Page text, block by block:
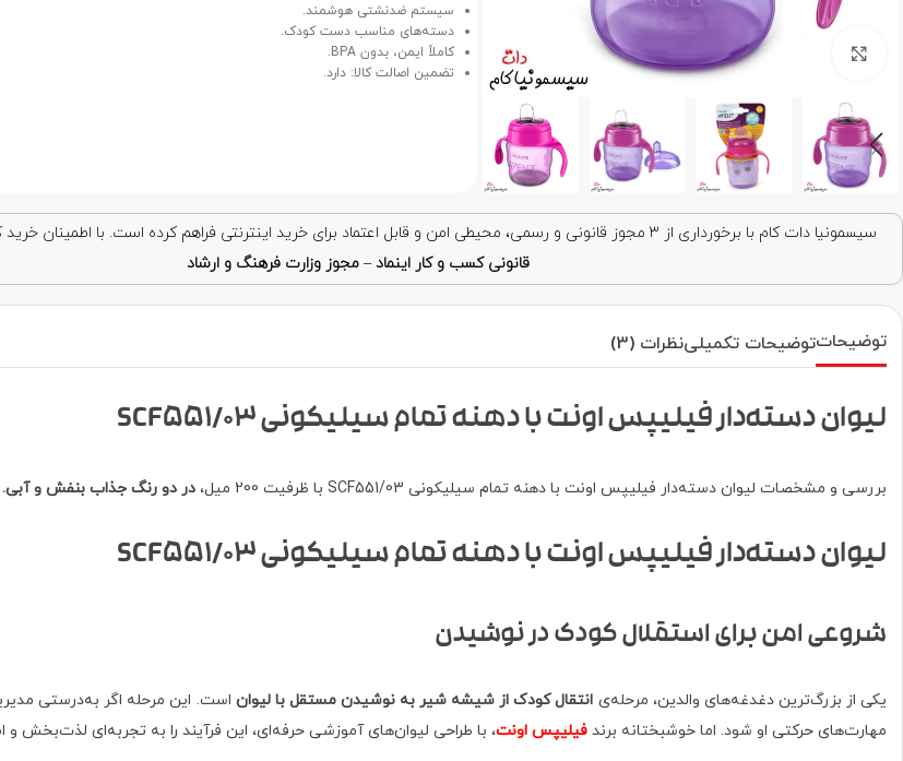
برای بزرگنمایی کلیک کنید
سیستم ضدنشتی هوشمند.
دسته‌های مناسب دست کودک.
کاملاً ایمن، بدون BPA.
تضمین اصالت کالا: دارد.
سیسمونیا دات کام با برخورداری از ۳ مجوز قانونی و رسمی، محیطی امن و قابل اعتماد برای خرید اینترنتی فراهم کرده است. با اطمینان خرید کنید!
قانونی کسب و کار اینماد– مجوز وزارت فرهنگ و ارشاد
توضیحاتتوضیحات تکمیلینظرات (3)
لیوان دسته‌دار فیلیپس اونت با دهنه تمام سیلیکونی SCF551/03
بررسی و مشخصات لیوان دسته‌دار فیلیپس اونت با دهنه تمام سیلیکونی SCF551/03 با ظرفیت 200 میل، در دو رنگ جذاب بنفش و آبی.
لیوان دسته‌دار فیلیپس اونت با دهنه تمام سیلیکونی SCF551/03
شروعی امن برای استقلال کودک در نوشیدن
یکی از بزرگ‌ترین دغدغه‌های والدین، مرحله‌ی انتقال کودک از شیشه شیر به نوشیدن مستقل با لیوان است. این مرحله اگر به‌درستی
مهارت‌های حرکتی او شود. اما خوشبختانه برند فیلیپس اونت، با طراحی لیوان‌های آموزشی حرفه‌ای، این فرآیند را به تجربه‌ای لذت‌بخش و